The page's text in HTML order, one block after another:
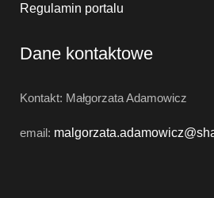
Regulamin portalu
Dane kontaktowe
Kontakt: Małgorzata Adamowicz
email: malgorzata.adamowicz@